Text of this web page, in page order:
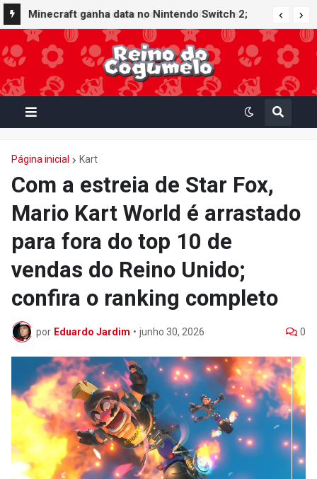
Minecraft ganha data no Nintendo Switch 2;
Super Mario Mash-Up receberá atualização
gráfica exclusiva
Página inicial Kart
Com a estreia de Star Fox,
Mario Kart World é arrastado
para fora do top 10 de
vendas do Reino Unido;
confira o ranking completo
por Eduardo Jardim • junho 30, 2026 0